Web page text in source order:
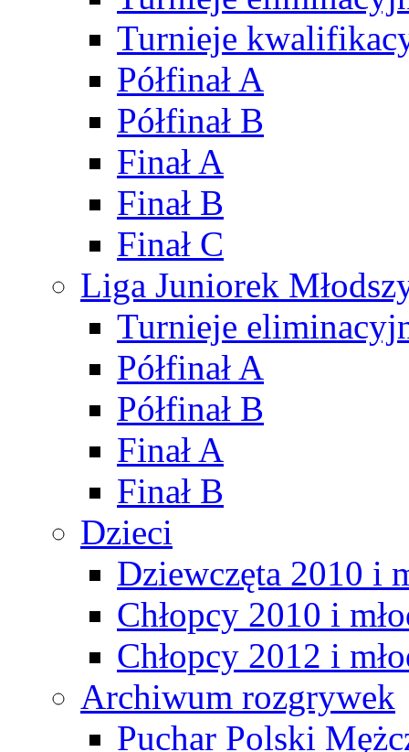
Turnieje
Półfinał A
Półfinał B
Finał A
Finał B
Finał C
Liga Juniorek
Turnieje
Półfinał A
Półfinał B
Finał A
Finał B
Dzieci
Dziewczęta 2010 i
Chłopcy 2010 i
Chłopcy 2012 i
Archiwum rozgrywek
Puchar Polski